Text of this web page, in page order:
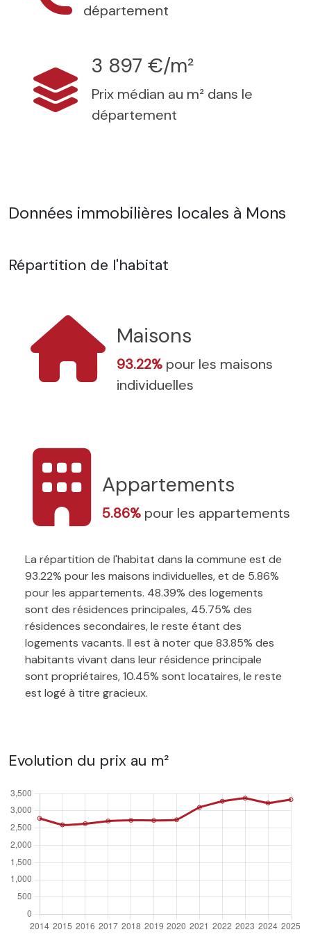
département
3 897 €/m²
Prix médian au m² dans le
département
Données immobilières locales à Mons
Répartition de l'habitat
Maisons
93.22% pour les maisons
individuelles
Appartements
5.86% pour les appartements
La répartition de l'habitat dans la commune est de
93.22% pour les maisons individuelles, et de 5.86%
pour les appartements. 48.39% des logements
sont des résidences principales, 45.75% des
résidences secondaires, le reste étant des
logements vacants. Il est à noter que 83.85% des
habitants vivant dans leur résidence principale
sont propriétaires, 10.45% sont locataires, le reste
est logé à titre gracieux.
Evolution du prix au m²